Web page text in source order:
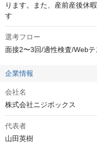
ります。また、産前産後休
す
選考フロー
面接2〜3回/適性検査/Webテ
企業情報
会社名
株式会社ニジボックス
代表者
山田英樹